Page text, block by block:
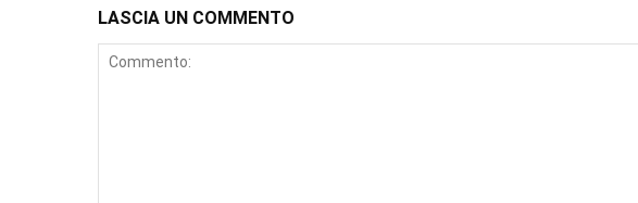
LASCIA UN COMMENTO